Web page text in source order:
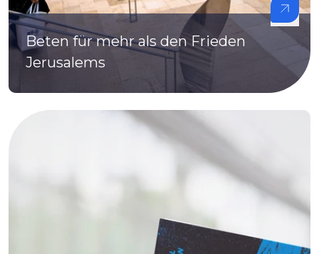
Beten für mehr als den Frieden
Jerusalems